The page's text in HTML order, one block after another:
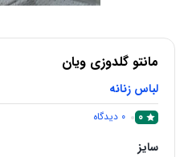
مانتو گلدوزی ویان
لباس زنانه
0
0 دیدگاه
سایز